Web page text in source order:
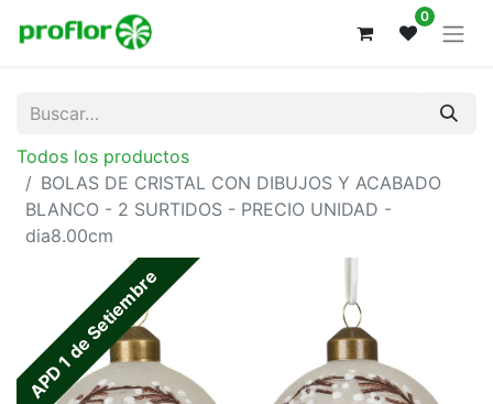
0
Todos los productos
BOLAS DE CRISTAL CON DIBUJOS Y ACABADO
BLANCO - 2 SURTIDOS - PRECIO UNIDAD -
dia8.00cm
APD 1 de Setiembre